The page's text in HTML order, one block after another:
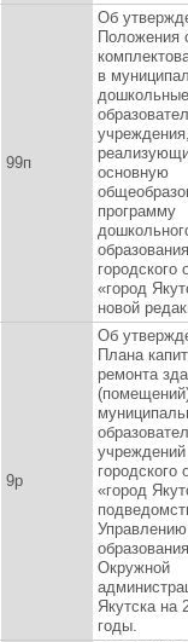
99п
Об
Положения
в
дошкольные
основную
программу
образования
городского
«город
новой
9р
Об
Плана
ремонта
учреждений
городского
«город
Управлению
образования
Окружной
Якутска на
годы.